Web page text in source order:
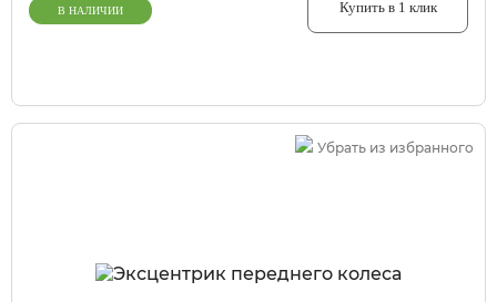
В НАЛИЧИИ Купить в 1 клик
Убрать из избранного